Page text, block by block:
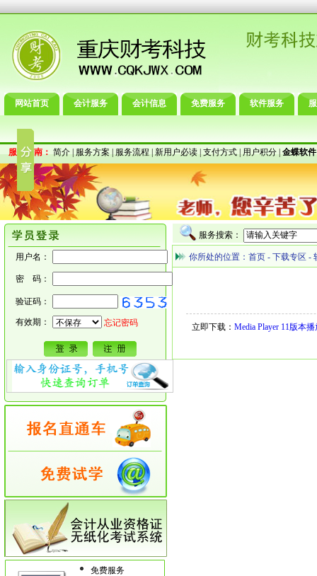
网站首页 会计服务 会计信息 免费服务 软件服务
服务指南： 简介|服务方案|服务流程|新用户必读|支付方式|用户积分|金蝶软件
用户名：
密 码：
验证码：
有效期： 忘记密码
免费服务
服务搜索：
你所处的位置： 首页 - 下载专区 -
立即下载： Media Player 11版本